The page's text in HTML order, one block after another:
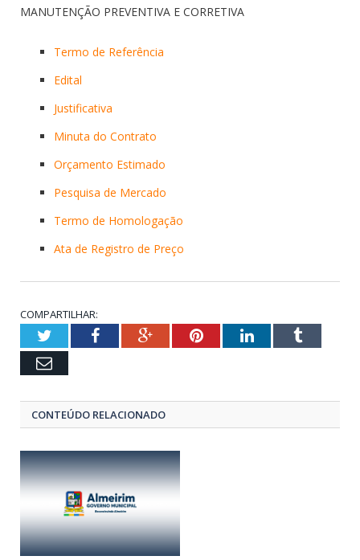
MANUTENÇÃO PREVENTIVA E CORRETIVA
Termo de Referência
Edital
Justificativa
Minuta do Contrato
Orçamento Estimado
Pesquisa de Mercado
Termo de Homologação
Ata de Registro de Preço
COMPARTILHAR:
TwitterFacebookGoogle+PinterestLinkedInTumblr
Email
CONTEÚDO RELACIONADO